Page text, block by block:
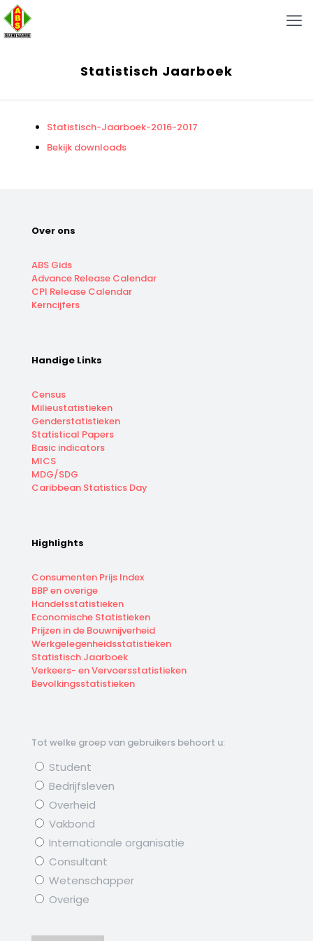
Statistisch Jaarboek
Statistisch-Jaarboek-2016-2017
Bekijk downloads
Over ons
ABS Gids
Advance Release Calendar
CPI Release Calendar
Kerncijfers
Handige Links
Census
Milieustatistieken
Genderstatistieken
Statistical Papers
Basic indicators
MICS
MDG/SDG
Caribbean Statistics Day
Highlights
Consumenten Prijs Index
BBP en overige
Handelsstatistieken
Economische Statistieken
Prijzen in de Bouwnijverheid
Werkgelegenheidsstatistieken
Statistisch Jaarboek
Verkeers- en Vervoersstatistieken
Bevolkingsstatistieken
Tot welke groep van gebruikers behoort u:
Student
Bedrijfsleven
Overheid
Vakbond
Internationale organisatie
Consultant
Wetenschapper
Overige